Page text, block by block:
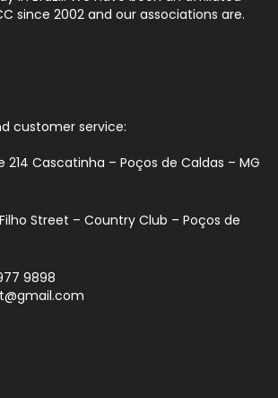
since 2002 and our associations are.
customer service:
214 Cascatinha – Poços de Caldas – MG
Street – Country Club – Poços de
9898